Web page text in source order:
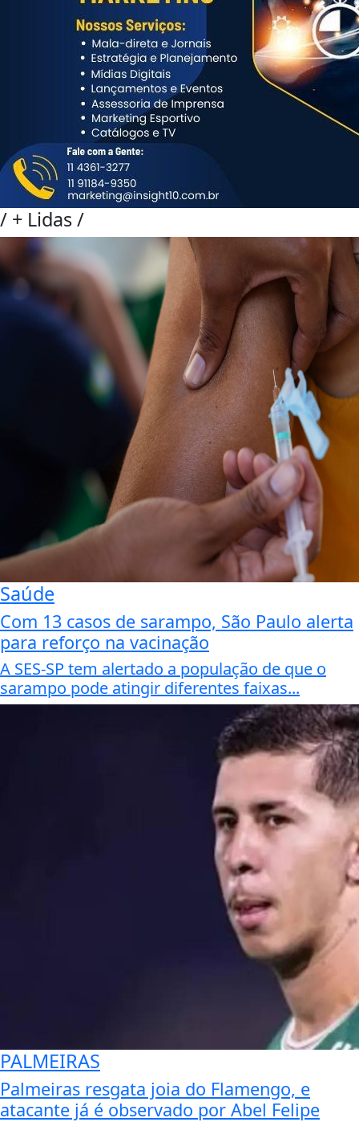
/ + Lidas/
Saúde
Com 13 casos de sarampo, São Paulo alerta
para reforço na vacinação
A SES-SP tem alertado a população de que o
sarampo pode atingir diferentes faixas...
PALMEIRAS
Palmeiras resgata joia do Flamengo, e
atacante já é observado por Abel Felipe